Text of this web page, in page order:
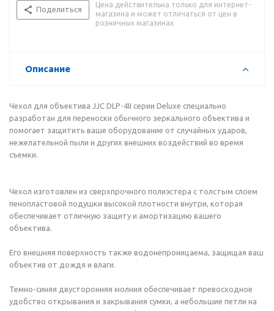
Поделиться
Цена действительна только для интернет-
магазина и может отличаться от цен в
розничных магазинах
Описание
Чехол для объектива JJC DLP-4II серии Deluxe специально
разработан для переноски обычного зеркального объектива и
помогает защитить ваше оборудование от случайных ударов,
нежелательной пыли и других внешних воздействий во время
съемки.
Чехол изготовлен из сверхпрочного полиэстера с толстым слоем
пенопластовой подушки высокой плотности внутри, которая
обеспечивает отличную защиту и амортизацию вашего
объектива.
Его внешняя поверхность также водонепроницаема, защищая ваш
объектив от дождя и влаги.
Темно-синяя двусторонняя молния обеспечивает превосходное
удобство открывания и закрывания сумки, а небольшие петли на